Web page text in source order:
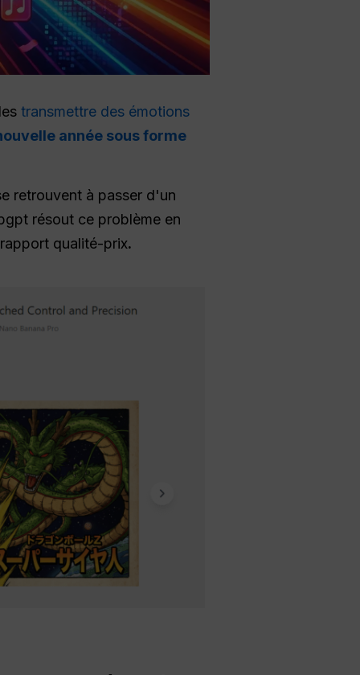
transmettre des émotions
année sous forme
retrouvent à passer d'un
résout ce problème en
qualité-prix.